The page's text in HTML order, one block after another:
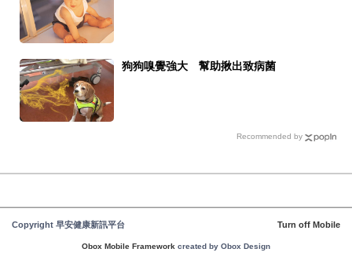
狗狗嗅覺強大 幫助揪出致病菌
Recommended by
Copyright 早安健康新訊平台 Turn off Mobile
Obox Mobile Framework created by Obox Design